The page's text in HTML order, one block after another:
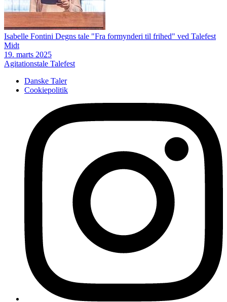
Isabelle Fontini Degns tale "Fra formynderi til frihed" ved Talefest
Midt
19. marts 2025
Agitationstale Talefest
Danske Taler
Cookiepolitik